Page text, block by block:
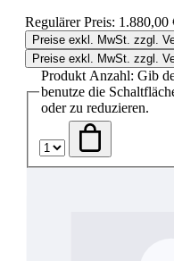
Regulärer Preis: 1.880,00
Preise exkl. MwSt. zzgl.
Preise exkl. MwSt. zzgl.
Produkt Anzahl: Gib
benutze die
oder zu reduzieren.